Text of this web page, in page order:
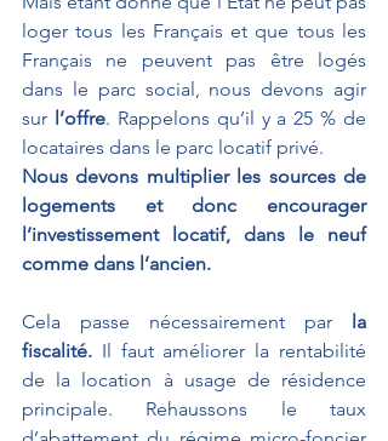
loger tous les Français et que tous les
Français ne peuvent pas être logés
dans le parc social, nous devons agir
sur l’offre. Rappelons qu’il y a 25 % de
locataires dans le parc locatif privé.
Nous devons multiplier les sources de
logements et donc encourager
l’investissement locatif, dans le neuf
comme dans l’ancien.
Cela passe nécessairement par la
fiscalité. Il faut améliorer la rentabilité
de la location à usage de résidence
principale. Rehaussons le taux